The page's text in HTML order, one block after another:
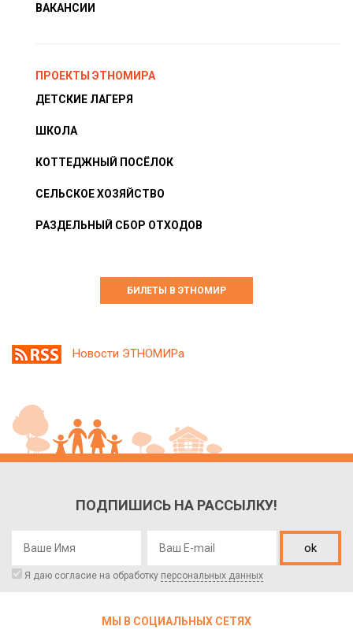
ВАКАНСИИ
ПРОЕКТЫ ЭТНОМИРА
ДЕТСКИЕ ЛАГЕРЯ
ШКОЛА
КОТТЕДЖНЫЙ ПОСЁЛОК
СЕЛЬСКОЕ ХОЗЯЙСТВО
РАЗДЕЛЬНЫЙ СБОР ОТХОДОВ
БИЛЕТЫ В ЭТНОМИР
Новости ЭТНОМИРа
ПОДПИШИСЬ НА РАССЫЛКУ!
ok
Я даю согласие на обработку персональных данных
МЫ В СОЦИАЛЬНЫХ СЕТЯХ